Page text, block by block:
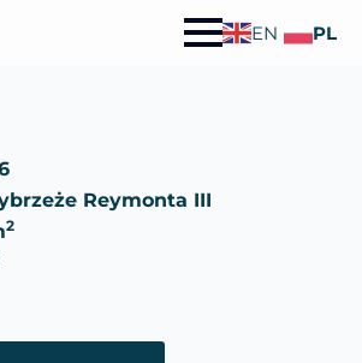
EN PL
Reymonta III
2